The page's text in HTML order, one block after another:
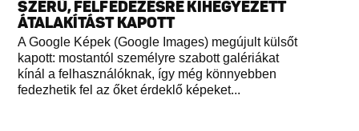
SZERŰ, FELFEDEZÉSRE KIHEGYEZETT
ÁTALAKÍTÁST KAPOTT
A Google Képek (Google Images) megújult külsőt
kapott: mostantól személyre szabott galériákat
kínál a felhasználóknak, így még könnyebben
fedezhetik fel az őket érdeklő képeket...